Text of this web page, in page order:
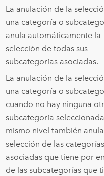
La anulación de la
una categoría o
anula automáticamente la
selección de todas sus
subcategorías asociadas.
La anulación de la
una categoría o
cuando no hay ninguna
subcategoría
mismo nivel también
selección de las categorías
asociadas que tiene por
de las subcategorías que